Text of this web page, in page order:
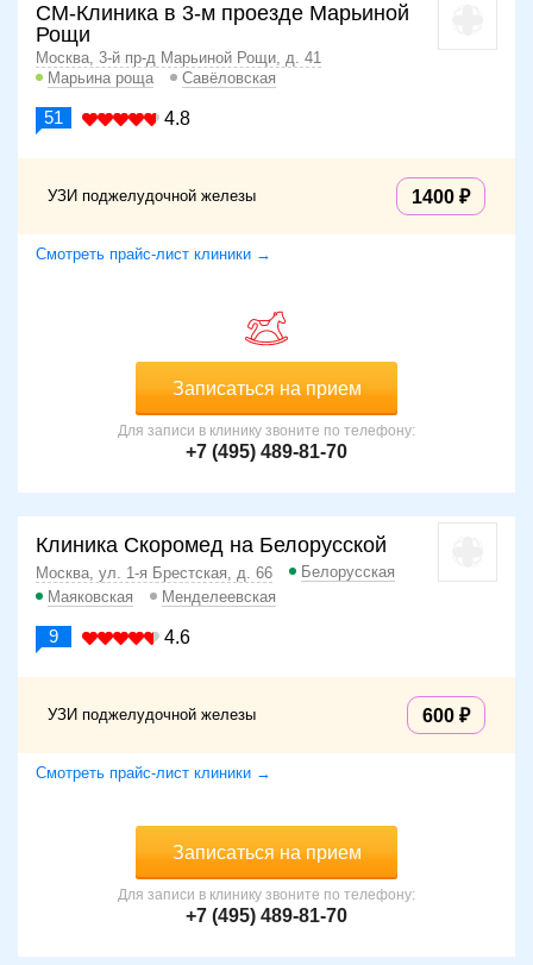
СМ-Клиника в 3-м проезде Марьиной
Рощи
Москва, 3-й пр-д Марьиной Рощи, д. 41
Марьина роща
Савёловская
51 4.8
УЗИ поджелудочной железы 1400
Смотреть прайс-лист клиники →
Записаться на прием
Для записи в клинику звоните по телефону:
+7 (495) 489-81-70
Клиника Скоромед на Белорусской
Москва, ул. 1-я Брестская, д. 66
Белорусская
Маяковская
Менделеевская
9 4.6
УЗИ поджелудочной железы 600
Смотреть прайс-лист клиники →
Записаться на прием
Для записи в клинику звоните по телефону:
+7 (495) 489-81-70